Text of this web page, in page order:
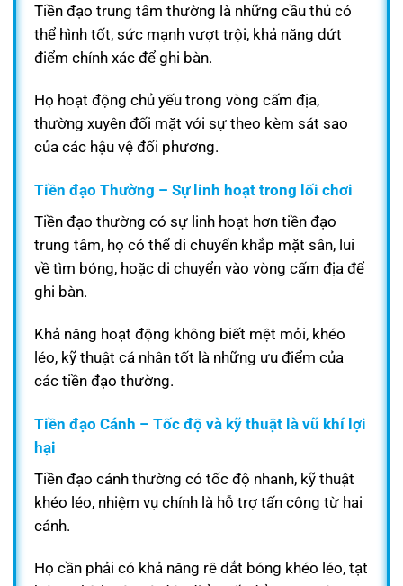
Tiền đạo trung tâm thường là những cầu thủ có
thể hình tốt, sức mạnh vượt trội, khả năng dứt
điểm chính xác để ghi bàn.
Họ hoạt động chủ yếu trong vòng cấm địa,
thường xuyên đối mặt với sự theo kèm sát sao
của các hậu vệ đối phương.
Tiền đạo Thường – Sự linh hoạt trong lối chơi
Tiền đạo thường có sự linh hoạt hơn tiền đạo
trung tâm, họ có thể di chuyển khắp mặt sân, lui
về tìm bóng, hoặc di chuyển vào vòng cấm địa để
ghi bàn.
Khả năng hoạt động không biết mệt mỏi, khéo
léo, kỹ thuật cá nhân tốt là những ưu điểm của
các tiền đạo thường.
Tiền đạo Cánh – Tốc độ và kỹ thuật là vũ khí lợi
hại
Tiền đạo cánh thường có tốc độ nhanh, kỹ thuật
khéo léo, nhiệm vụ chính là hỗ trợ tấn công từ hai
cánh.
Họ cần phải có khả năng rê dắt bóng khéo léo, tạt